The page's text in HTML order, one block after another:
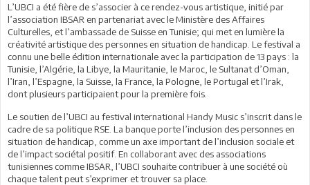
L’UBCI a été fière de s’associer à ce rendez-vous artistique, initié par
l’association IBSAR en partenariat avec le Ministère des Affaires
Culturelles, et l’ambassade de Suisse en Tunisie; qui met en lumière la
créativité artistique des personnes en situation de handicap. Le festival a
connu une belle édition internationale avec la participation de 13 pays : la
Tunisie, l’Algérie, la Libye, la Mauritanie, le Maroc, le Sultanat d’Oman,
l’Iran, l’Espagne, la Suisse, la France, la Pologne, le Portugal et l’Irak,
dont plusieurs participaient pour la première fois.
Le soutien de l’UBCI au festival international Handy Music s’inscrit dans le
cadre de sa politique RSE. La banque porte l’inclusion des personnes en
situation de handicap, comme un axe important de l’inclusion sociale et
de l’impact sociétal positif. En collaborant avec des associations
tunisiennes comme IBSAR, l’UBCI souhaite contribuer à une société où
chaque talent peut s’exprimer et trouver sa place.